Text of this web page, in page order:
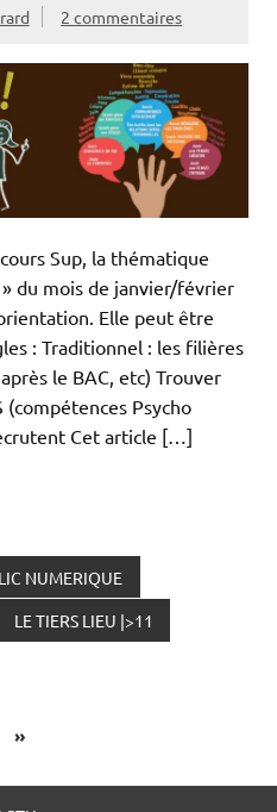
2 commentaires
Sup, la thématique
du mois de janvier/février
Elle peut être
: Traditionnel : les filières
le BAC, etc) Trouver
(compétences Psycho
Cet article […]
NUMERIQUE
LE TIERS LIEU |>11
»